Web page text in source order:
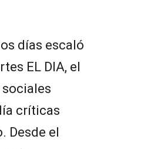
días escaló
EL DIA, el
críticas
Desde el